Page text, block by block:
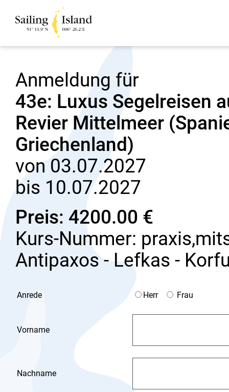
Anmeldung für
43e: Luxus Segelreisen
Revier Mittelmeer
Griechenland)
von 03.07.2027
bis 10.07.2027
Preis: 4200.00 €
Kurs-Nummer:
Antipaxos - Lefkas -
Anrede Herr Frau
Vorname
Nachname